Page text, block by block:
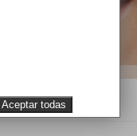
Aceptar todas